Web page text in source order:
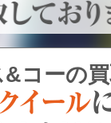
0120-29-
〜18:00（年中無休※年末年
申し込みフォーム
コーの